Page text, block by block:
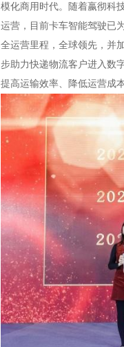
模化商用时代。随着嬴彻科
运营，目前卡车智能驾驶已
全运营里程，全球领先，并
步助力快递物流客户进入数
提高运输效率、降低运营成